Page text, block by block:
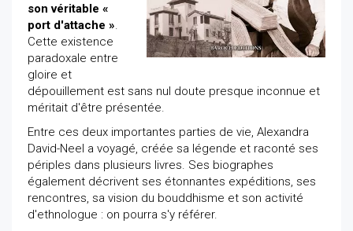
son véritable «
port d'attache ».
Cette existence
paradoxale entre
gloire et
dépouillement est sans nul doute presque inconnue et
méritait d'être présentée.
Entre ces deux importantes parties de vie, Alexandra
David-Neel a voyagé, créée sa légende et raconté ses
périples dans plusieurs livres. Ses biographes
également décrivent ses étonnantes expéditions, ses
rencontres, sa vision du bouddhisme et son activité
d'ethnologue : on pourra s'y référer.